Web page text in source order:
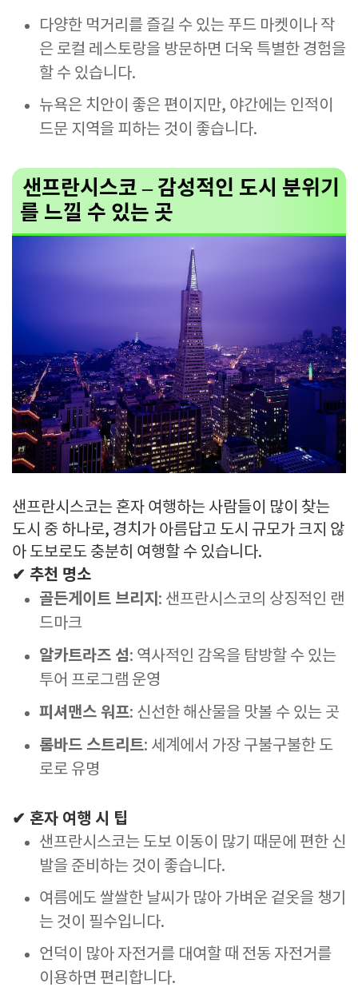
다양한 먹거리를 즐길 수 있는 푸드 마켓이나 작
은 로컬 레스토랑을 방문하면 더욱 특별한 경험을
할 수 있습니다.
뉴욕은 치안이 좋은 편이지만, 야간에는 인적이
드문 지역을 피하는 것이 좋습니다.
샌프란시스코 – 감성적인 도시 분위기
를 느낄 수 있는 곳
샌프란시스코는 혼자 여행하는 사람들이 많이 찾는
도시 중 하나로, 경치가 아름답고 도시 규모가 크지 않
아 도보로도 충분히 여행할 수 있습니다.
✔ 추천 명소
골든게이트 브리지 : 샌프란시스코의 상징적인 랜
드마크
알카트라즈 섬: 역사적인 감옥을 탐방할 수 있는
투어 프로그램 운영
피셔맨스 워프: 신선한 해산물을 맛볼 수 있는 곳
롬바드 스트리트: 세계에서 가장 구불구불한 도
로로 유명
✔ 혼자 여행 시 팁
샌프란시스코는 도보 이동이 많기 때문에 편한 신
발을 준비하는 것이 좋습니다.
여름에도 쌀쌀한 날씨가 많아 가벼운 겉옷을 챙기
는 것이 필수입니다.
언덕이 많아 자전거를 대여할 때 전동 자전거를
이용하면 편리합니다.